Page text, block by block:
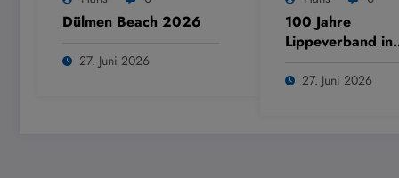
Dülmen Beach 2026
27. Juni 2026
100 Jahre
Lippeverband in
27. Juni 2026